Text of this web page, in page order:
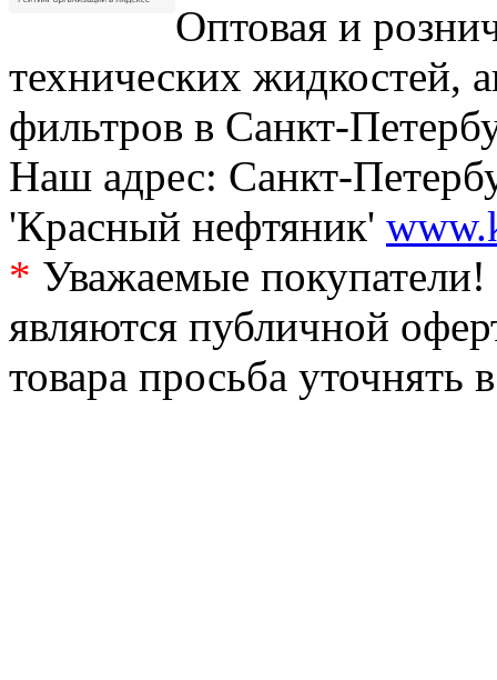
Оптовая и
технических жидкостей,
фильтров в Санкт-
Наш адрес: Санкт-
'Красный нефтяник'
* Уважаемые
являются публичной
товара просьба уточнять